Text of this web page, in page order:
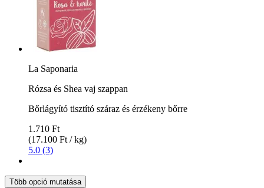
La Saponaria
Rózsa és Shea vaj szappan
Bőrlágyító tisztító száraz és érzékeny bőrre
1.710 Ft
(17.100 Ft / kg)
5.0 (3)
Több opció mutatása